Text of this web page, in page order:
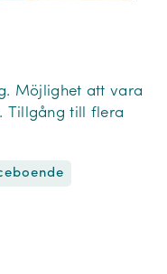
Möjlighet att vara
Tillgång till flera